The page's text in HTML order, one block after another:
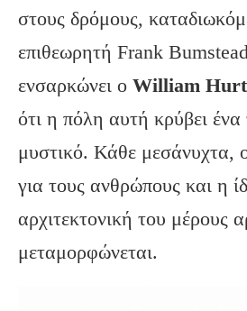
στους δρόμους,
επιθεωρητή Frank
ενσαρκώνει ο William Hurt
ότι η πόλη αυτή κρύβει ένα
μυστικό. Κάθε μεσάνυχτα,
για τους ανθρώπους και η
αρχιτεκτονική του μέρους
μεταμορφώνεται.